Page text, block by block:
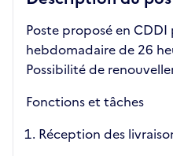
Poste proposé en
hebdomadaire de 26
Possibilité de
Fonctions et tâches
Réception des